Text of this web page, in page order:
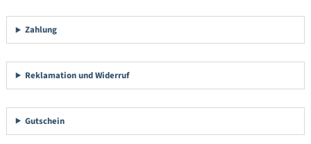
Zahlung
Reklamation und Widerruf
Gutschein